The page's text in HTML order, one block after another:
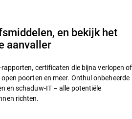
en bekijk het
aanvaller
certificaten die bijna verlopen of
poorten en meer. Onthul onbeheerde
en schaduw-IT – alle potentiële
richten.